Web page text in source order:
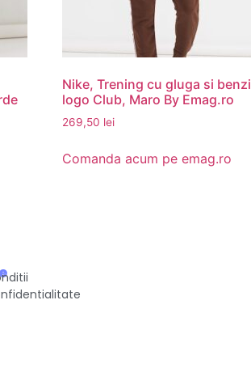
Nike, Trening cu gluga si benzi
logo Club, Maro By Emag.ro
269,50 lei
Comanda acum pe emag.ro